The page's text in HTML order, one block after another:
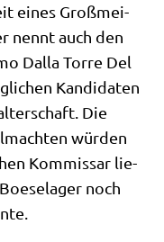
eines Groß­mei­
nennt auch den
Dal­la Tor­re Del
Kan­di­da­ten
Die
wür­den
Kom­mis­sar lie­
noch